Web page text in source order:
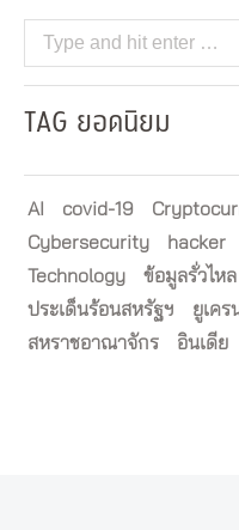
Search:
TAG ยอดนิยม
AI covid-19
Cybersecurity
hacker
Technology
ข้อมูลรั่วไหล
ประเด็นร้อนสหรัฐฯ
ยูเคร
สหราชอาณาจักร
อินเดีย